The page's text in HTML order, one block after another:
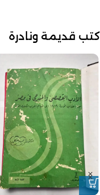
كتب قديمة ونادرة